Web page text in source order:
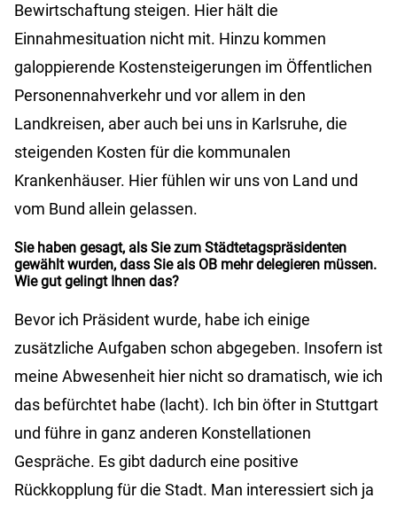
Bewirtschaftung steigen. Hier hält die
Einnahmesituation nicht mit. Hinzu kommen
galoppierende Kostensteigerungen im Öffentlichen
Personennahverkehr und vor allem in den
Landkreisen, aber auch bei uns in Karlsruhe, die
steigenden Kosten für die kommunalen
Krankenhäuser. Hier fühlen wir uns von Land und
vom Bund allein gelassen.
Sie haben gesagt, als Sie zum Städtetagspräsidenten
gewählt wurden, dass Sie als OB mehr delegieren müssen.
Wie gut gelingt Ihnen das?
Bevor ich Präsident wurde, habe ich einige
zusätzliche Aufgaben schon abgegeben. Insofern ist
meine Abwesenheit hier nicht so dramatisch, wie ich
das befürchtet habe (lacht). Ich bin öfter in Stuttgart
und führe in ganz anderen Konstellationen
Gespräche. Es gibt dadurch eine positive
Rückkopplung für die Stadt. Man interessiert sich ja